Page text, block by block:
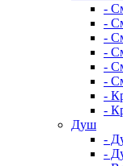
-
-
-
-
-
-
-
-
Душ
-
-